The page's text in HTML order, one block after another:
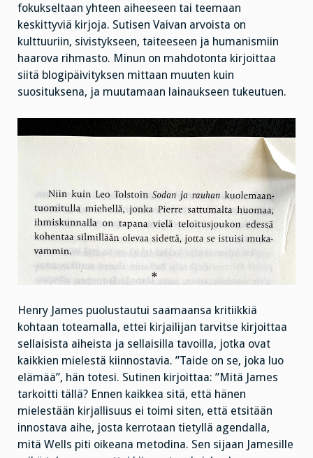
fokukseltaan yhteen aiheeseen tai teemaan
keskittyviä kirjoja. Sutisen Vaivan arvoista on
kulttuuriin, sivistykseen, taiteeseen ja humanismiin
haarova rihmasto. Minun on mahdotonta kirjoittaa
siitä blogipäivityksen mittaan muuten kuin
suosituksena, ja muutamaan lainaukseen tukeutuen.
Henry James puolustautui saamaansa kritiikkiä
kohtaan toteamalla, ettei kirjailijan tarvitse kirjoittaa
sellaisista aiheista ja sellaisilla tavoilla, jotka ovat
kaikkien mielestä kiinnostavia. ”Taide on se, joka luo
elämää”, hän totesi. Sutinen kirjoittaa: ”Mitä James
tarkoitti tällä? Ennen kaikkea sitä, että hänen
mielestään kirjallisuus ei toimi siten, että etsitään
innostava aihe, josta kerrotaan tietyllä agendalla,
mitä Wells piti oikeana metodina. Sen sijaan Jamesille